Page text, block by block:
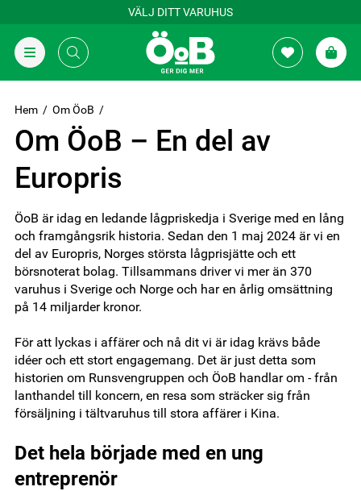
VÄLJ DITT VARUHUS
Hem Om ÖoB
Om ÖoB – En del av
Europris
ÖoB är idag en ledande lågpriskedja i Sverige med en lång
och framgångsrik historia. Sedan den 1 maj 2024 är vi en
del av Europris, Norges största lågprisjätte och ett
börsnoterat bolag. Tillsammans driver vi mer än 370
varuhus i Sverige och Norge och har en årlig omsättning
på 14 miljarder kronor.
För att lyckas i affärer och nå dit vi är idag krävs både
idéer och ett stort engagemang. Det är just detta som
historien om Runsvengruppen och ÖoB handlar om - från
lanthandel till koncern, en resa som sträcker sig från
försäljning i tältvaruhus till stora affärer i Kina.
Det hela började med en ung
entreprenör